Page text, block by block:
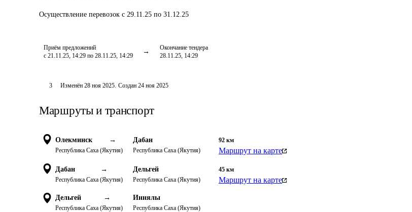
Осуществление перевозок с 29.11.25 по 31.12.25
Приём предложений
с 21.11.25, 14:29 по 28.11.25, 14:29
Окончание тендера
28.11.25, 14:29
3 Изменён 28 ноя 2025. Создан 24 ноя 2025
Маршруты и транспорт
Олекминск →
Республика Саха (Якутия)
Дабан
Республика Саха (Якутия)
92 км
Маршрут на карте
Дабан →
Республика Саха (Якутия)
Дельгей
Республика Саха (Якутия)
45 км
Маршрут на карте
Дельгей →
Республика Саха (Якутия)
Иннялы
Республика Саха (Якутия)